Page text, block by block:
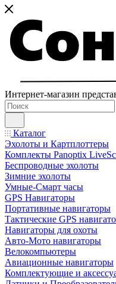
Интернет-магазин
Каталог
Эхолоты и Картплоттеры
Комплекты Panoptix
Беспроводные эхолоты
Зимние эхолоты
Умные-Смарт часы
GPS Навигаторы
Портативные навигаторы
Тактические GPS
Навигаторы для охоты
Авто-Мото навигаторы
Велокомпьютеры
Авиационные навигаторы
Комплектующие и